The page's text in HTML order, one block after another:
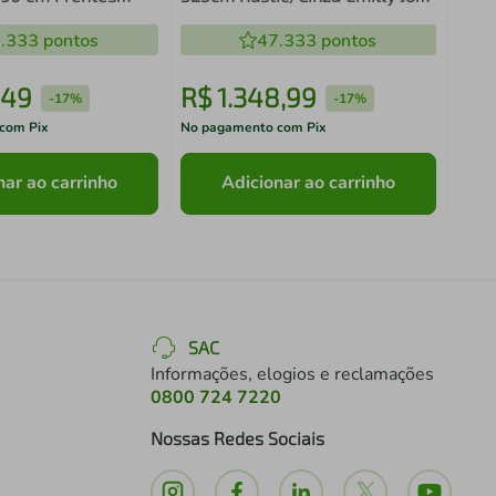
pontos
49 -17%
Pix
ao carrinho
47.333 pontos
R$1.348,99 -17%
No pagamento com Pix
Adicionar ao carrinho
SAC
Informações, elogios e reclamações
0800 724 7220
Nossas Redes Sociais